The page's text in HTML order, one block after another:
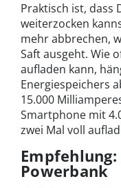
Praktisch ist, dass
weiterzocken
mehr abbrechen,
Saft ausgeht. Wie
aufladen kann,
Energiespeichers
15.000
Smartphone mit
zwei Mal voll
Powerbank